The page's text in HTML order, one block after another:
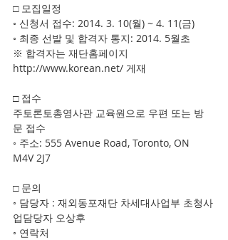
□ 모집일정
◦ 신청서 접수: 2014. 3. 10(월) ~ 4. 11(금)
◦ 최종 선발 및 합격자 통지: 2014. 5월초
※ 합격자는 재단홈페이지
http://www.korean.net/ 게재
□ 접수
주토론토총영사관 교육원으로 우편 또는 방
문 접수
◦ 주소: 555 Avenue Road, Toronto, ON
M4V 2J7
□ 문의
◦ 담당자 : 재외동포재단 차세대사업부 초청사
업담당자 오상후
◦ 연락처